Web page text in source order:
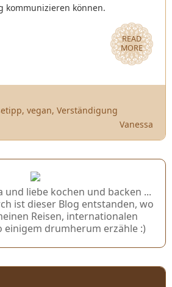
kommunizieren können.
READ
MORE
, vegan, Verständigung
Vanessa
und liebe kochen und backen ...
ist dieser Blog entstanden, wo
Reisen, internationalen
einigem drumherum erzähle :)